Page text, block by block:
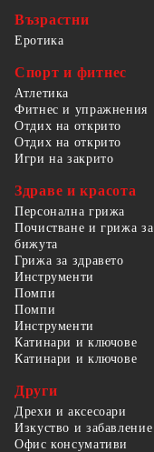
Възрастни
Еротика
Спорт и фитнес
Атлетика
Фитнес и упражнения
Отдих на открито
Отдих на открито
Игри на закрито
Здраве и красота
Персонална грижа
Почистване и грижа за
бижута
Грижа за здравето
Инструменти
Помпи
Помпи
Инструменти
Катинари и ключове
Катинари и ключове
Други
Дрехи и аксесоари
Изкуство и забавление
Офис консумативи